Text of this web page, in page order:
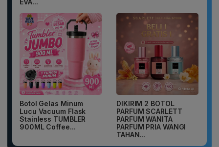
EVA...
Botol Gelas Minum
Lucu Vacuum Flask
Stainless TUMBLER
900ML Coffee...
DIKIRIM 2 BOTOL
PARFUM SCARLETT
PARFUM WANITA
PARFUM PRIA WANGI
TAHAN...